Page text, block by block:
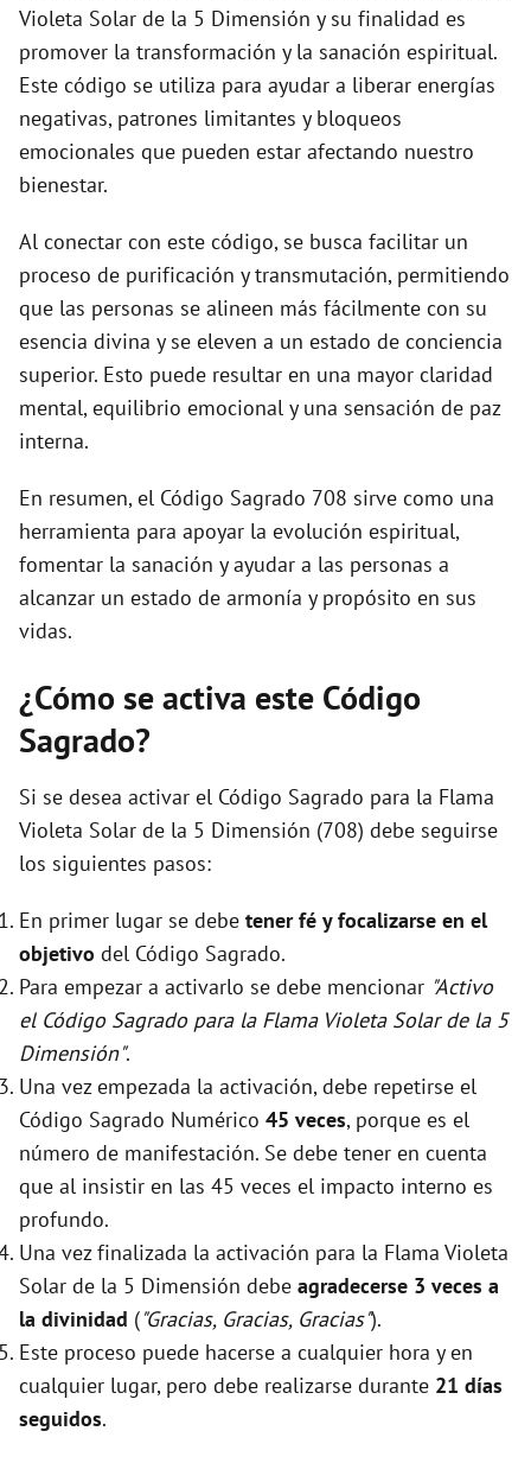
Violeta Solar de la 5 Dimensión y su finalidad es
promover la transformación y la sanación espiritual.
Este código se utiliza para ayudar a liberar energías
negativas, patrones limitantes y bloqueos
emocionales que pueden estar afectando nuestro
bienestar.
Al conectar con este código, se busca facilitar un
proceso de purificación y transmutación, permitiendo
que las personas se alineen más fácilmente con su
esencia divina y se eleven a un estado de conciencia
superior. Esto puede resultar en una mayor claridad
mental, equilibrio emocional y una sensación de paz
interna.
En resumen, el Código Sagrado 708 sirve como una
herramienta para apoyar la evolución espiritual,
fomentar la sanación y ayudar a las personas a
alcanzar un estado de armonía y propósito en sus
vidas.
¿Cómo se activa este Código
Sagrado?
Si se desea activar el Código Sagrado para la Flama
Violeta Solar de la 5 Dimensión (708) debe seguirse
los siguientes pasos:
En primer lugar se debe tener fé y focalizarse en el
objetivo del Código Sagrado.
Para empezar a activarlo se debe mencionar "Activo
el Código Sagrado para la Flama Violeta Solar de la 5
Dimensión".
Una vez empezada la activación, debe repetirse el
Código Sagrado Numérico 45 veces, porque es el
número de manifestación. Se debe tener en cuenta
que al insistir en las 45 veces el impacto interno es
profundo.
Una vez finalizada la activación para la Flama Violeta
Solar de la 5 Dimensión debe agradecerse 3 veces a
la divinidad ("Gracias, Gracias, Gracias").
Este proceso puede hacerse a cualquier hora y en
cualquier lugar, pero debe realizarse durante 21 días
seguidos.